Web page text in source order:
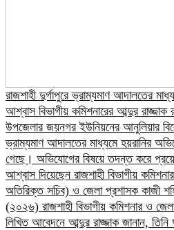
রাজশাহী দুর্গাপুরে ভ্রাম্যমাণ আদালতের
আশ্বাস বিভাগীয় কমিশনারের আব্দুর রাজ্জাক
উপজেলার জয়নগর ইউনিয়নের আনুলিয়ার
ভ্রাম্যমাণ আদালতের মাধ্যমে হয়রানির
গেছে। অভিযোগের বিষয়ে তদন্ত করে
আশ্বাস দিয়েছেন রাজশাহী বিভাগীয়
অতিরিক্ত সচিব) ও জেলা প্রশাসক কাজী
(২০২৬) রাজশাহী বিভাগীয় কমিশনার ও
লিখিত আবেদনে আব্দুর রাজ্জাক জানান,